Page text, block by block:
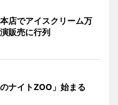
店でアイスクリーム万
販売に行列
ナイトZOO」始まる